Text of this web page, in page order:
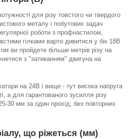
для різу товстого чи твердого
металу і побутових задач
роботи з профнастилом,
гілками варто дивитися у бік 18В
ви пройдете більше метрів різу на
з "затиканням" двигуна на
на 24В і вище - тут висока напруга
а для гарантованого зусилля різу
30 мм за один прохід, без повторних
що ріжеться (мм)